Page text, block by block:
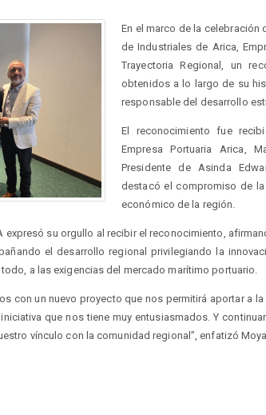
En el marco de la celebración
de Industriales de Arica,
Trayectoria Regional, un
obtenidos a lo largo de su
responsable del desarrollo
El reconocimiento fue
Empresa Portuaria Arica,
Presidente de Asinda
destacó el compromiso de
económico de la región.
expresó su orgullo al recibir el reconocimiento,
el desarrollo regional privilegiando la
a las exigencias del mercado marítimo portuario.
con un nuevo proyecto que nos permitirá aportar a
que nos tiene muy entusiasmados. Y
vínculo con la comunidad regional”, enfatizó